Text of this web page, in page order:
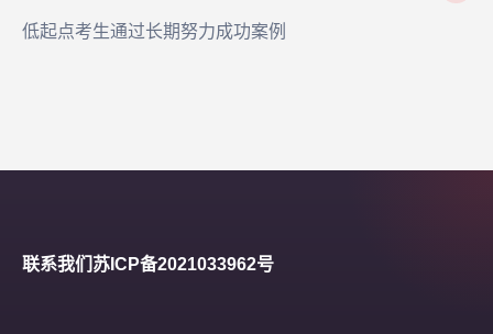
低起点考生通过长期努力成功案例
联系我们 苏ICP备2021033962号